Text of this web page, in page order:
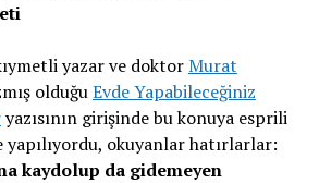
yazar ve doktorMurat
olduğuEvde Yapabileceğiniz
yazısının girişinde bu konuya esprili
okuyanlar hatırlarlar:
kaydolup da gidemeyen